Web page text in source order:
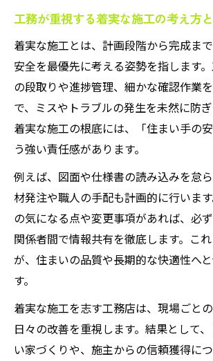
信頼できる工務が品質を左右
工務が守る施工管理の基本
品質重視の現場で工務が果
施工と施行の違い正しく理解し
工務が教える施工と施行の
家づくりで混同しがちな用
工務視点で知る施工と施行の
施工と施行の違いを現場で
工務が説明する建築現場の用
信頼できる工務選びで安心住宅
工務選びで安心住宅を実現
工務に注目した安心住宅づく
工務店が嫌がる客への配慮
工務が重視する着実な施工の考え方
着実な施工とは、計画段階から完成ま
安全を最優先に考える姿勢を指します
の段取りや進捗管理、細かな確認作業
で、ミスやトラブルの発生を未然に防
着実な施工の根底には、「住まい手の
う強い責任感があります。
例えば、図面や仕様書の読み込みを怠
材発注や職人の手配も計画的に行いま
の気になる点や変更事項があれば、必ず
関係者間で情報共有を徹底します。こ
が、住まいの品質や長期的な快適性へ
す。
着実な施工を志す工務店は、現場ごと
日々の改善を重視します。結果として
い家づくりや、施主からの信頼獲得に